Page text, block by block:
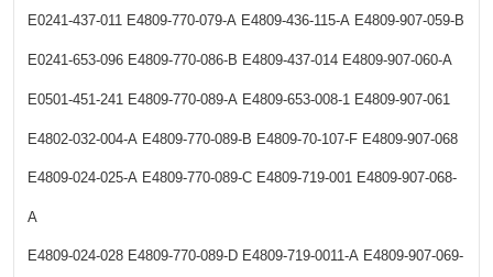
E0241-437-011 E4809-770-079-A E4809-436-115-A E4809-907-059-B
E0241-653-096 E4809-770-086-B E4809-437-014 E4809-907-060-A
E0501-451-241 E4809-770-089-A E4809-653-008-1 E4809-907-061
E4802-032-004-A E4809-770-089-B E4809-70-107-F E4809-907-068
E4809-024-025-A E4809-770-089-C E4809-719-001 E4809-907-068-
A
E4809-024-028 E4809-770-089-D E4809-719-0011-A E4809-907-069-